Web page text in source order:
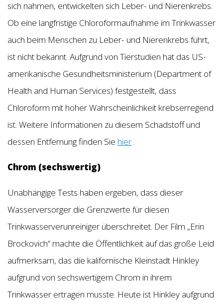
sich nahmen, entwickelten sich Leber- und Nierenkrebs.
Ob eine langfristige Chloroformaufnahme im Trinkwasser
auch beim Menschen zu Leber- und Nierenkrebs führt,
ist nicht bekannt. Aufgrund von Tierstudien hat das US-
amerikanische Gesundheitsministerium (Department of
Health and Human Services) festgestellt, dass
Chloroform mit hoher Wahrscheinlichkeit krebserregend
ist. Weitere Informationen zu diesem Schadstoff und
dessen Entfernung finden Sie hier .
Chrom (sechswertig)
Unabhängige Tests haben ergeben, dass dieser
Wasserversorger die Grenzwerte für diesen
Trinkwasserverunreiniger überschreitet. Der Film „Erin
Brockovich“ machte die Öffentlichkeit auf das große Leid
aufmerksam, das die kalifornische Kleinstadt Hinkley
aufgrund von sechswertigem Chrom in ihrem
Trinkwasser ertragen musste. Heute ist Hinkley aufgrund